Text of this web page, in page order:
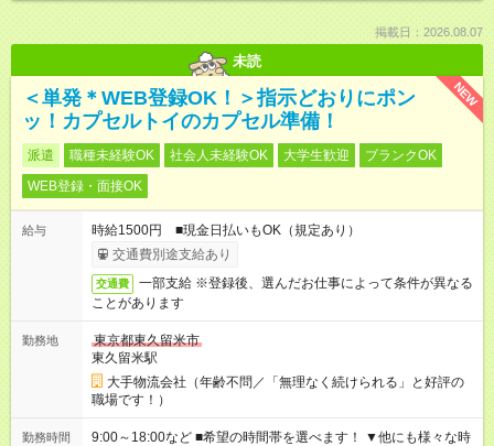
掲載日：2026.08.07
未読
NEW
＜単発＊WEB登録OK！＞指示どおりにポン
ッ！カプセルトイのカプセル準備！
派遣 職種未経験OK 社会人未経験OK 大学生歓迎
ブランクOK
WEB登録・面接OK
給与
時給1500円 ■現金日払いもOK（規定あり）
交通費別途支給あり
交通費
一部支給 ※登録後、選んだお仕事によって条件が異なる
ことがあります
勤務地
東京都東久留米市
東久留米駅
大手物流会社（年齢不問／「無理なく続けられる」と好評の
職場です！）
勤務時間
9:00～18:00など ■希望の時間帯を選べます！ ▼他にも様々な時